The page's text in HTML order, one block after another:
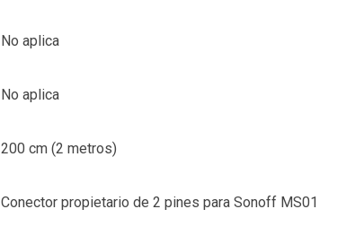
No aplica
No aplica
200 cm (2 metros)
Conector propietario de 2 pines para Sonoff MS01